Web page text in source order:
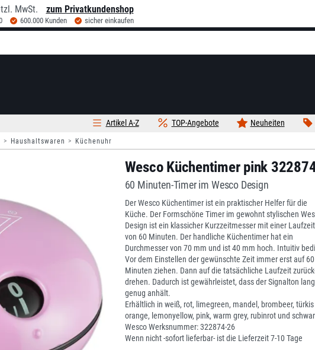
MwSt. zum Privatkundenshop
600.000 Kunden sicher einkaufen
Neuheiten
TOP-Angebote
Artikel A-Z
Haushaltswaren Küchenuhr
Wesco Küchentimer pink
60 Minuten-Timer im Wesco Design
Der Wesco Küchentimer ist ein praktischer Helfer für die
Küche. Der Formschöne Timer im gewohnt stylischen
Design ist ein klassicher Kurzzeitmesser mit einer Laufzeit
von 60 Minuten. Der handliche Küchentimer hat ein
Durchmesser von 70 mm und ist 40 mm hoch. Intuitiv
Vor dem Einstellen der gewünschte Zeit immer erst auf 60
Minuten ziehen. Dann auf die tatsächliche Laufzeit
drehen. Dadurch ist gewährleistet, dass der Signalton
genug anhält.
Erhältlich in weiß, rot, limegreen, mandel, brombeer, türkis
orange, lemonyellow, pink, warm grey, rubinrot und
Wesco Werksnummer: 322874-26
Wenn nicht -sofort lieferbar- ist die Lieferzeit 7-10 Tage